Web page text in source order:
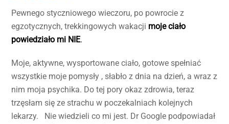
Pewnego styczniowego wieczoru, po powrocie z
egzotycznych, trekkingowych wakacji moje ciało
powiedziało mi NIE.
Moje, aktywne, wysportowane ciało, gotowe spełniać
wszystkie moje pomysły , słabło z dnia na dzień, a wraz z
nim moja psychika. Do tej pory okaz zdrowia, teraz
trzęsłam się ze strachu w poczekalniach kolejnych
lekarzy. Nie wiedzieli co mi jest. Dr Google podpowiadał